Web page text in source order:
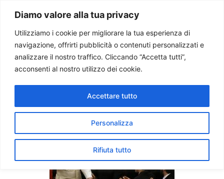
Diamo valore alla tua privacy
Utilizziamo i cookie per migliorare la tua esperienza di
navigazione, offrirti pubblicità o contenuti personalizzati e
analizzare il nostro traffico. Cliccando “Accetta tutti”,
acconsenti al nostro utilizzo dei cookie.
Personalizza
Rifiuta tutto
Accettare tutto
Paolo Ondarza
Benedetto XVI: nessuno può
dirsi cristiano senza
accettare il martirio.
Cristiani perseguitati perché
“non conformi”